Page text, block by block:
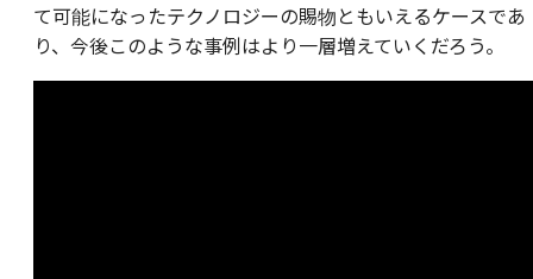
て可能になったテクノロジーの賜物ともいえるケースであ
り、今後このような事例はより一層増えていくだろう。